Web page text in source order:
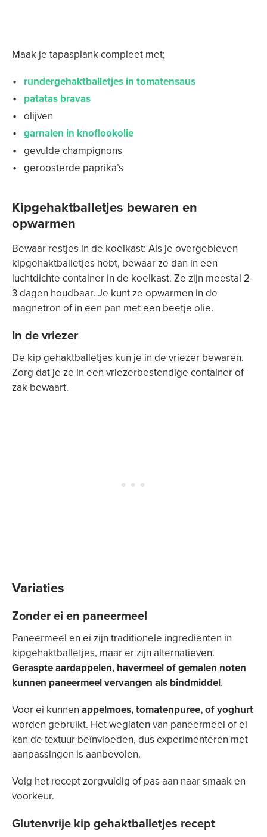
Maak je tapasplank compleet met;
rundergehaktballetjes in tomatensaus
patatas bravas
olijven
garnalen in knoflookolie
gevulde champignons
geroosterde paprika’s
Kipgehaktballetjes bewaren en
opwarmen
Bewaar restjes in de koelkast: Als je overgebleven
kipgehaktballetjes hebt, bewaar ze dan in een
luchtdichte container in de koelkast. Ze zijn meestal 2-
3 dagen houdbaar. Je kunt ze opwarmen in de
magnetron of in een pan met een beetje olie.
In de vriezer
De kip gehaktballetjes kun je in de vriezer bewaren.
Zorg dat je ze in een vriezerbestendige container of
zak bewaart.
Variaties
Zonder ei en paneermeel
Paneermeel en ei zijn traditionele ingrediënten in
kipgehaktballetjes, maar er zijn alternatieven.
Geraspte aardappelen, havermeel of gemalen noten
kunnen paneermeel vervangen als bindmiddel.
Voor ei kunnen appelmoes, tomatenpuree, of yoghurt
worden gebruikt. Het weglaten van paneermeel of ei
kan de textuur beïnvloeden, dus experimenteren met
aanpassingen is aanbevolen.
Volg het recept zorgvuldig of pas aan naar smaak en
voorkeur.
Glutenvrije kip gehaktballetjes recept